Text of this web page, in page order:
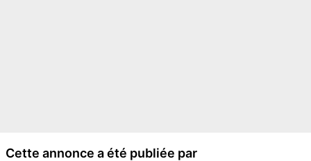
Cette annonce a été publiée par